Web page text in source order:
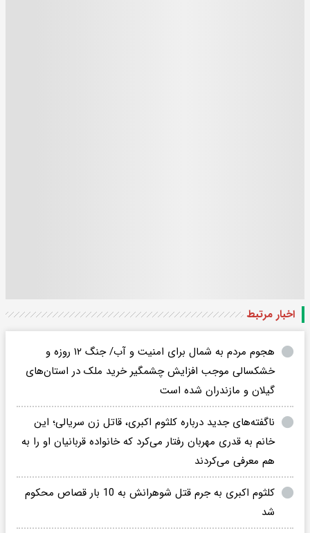
اخبار مرتبط
هجوم مردم به شمال برای امنیت و آب/ جنگ ۱۲ روزه و
خشکسالی موجب افزایش چشمگیر خرید ملک در استان‌های
گیلان و مازندران شده است
ناگفته‌های جدید درباره کلثوم اکبری، قاتل زن سریالی؛ این
خانم به قدری مهربان رفتار می‌کرد که خانواده قربانیان او را به
هم معرفی می‌کردند
کلثوم اکبری به جرم قتل شوهرانش به 10 بار قصاص محکوم
شد